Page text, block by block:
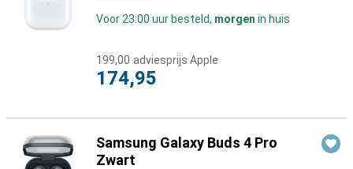
Voor 23:00 uur besteld, morgen in huis
199,00 adviesprijs Apple
174,95
Samsung Galaxy Buds 4 Pro
Zwart